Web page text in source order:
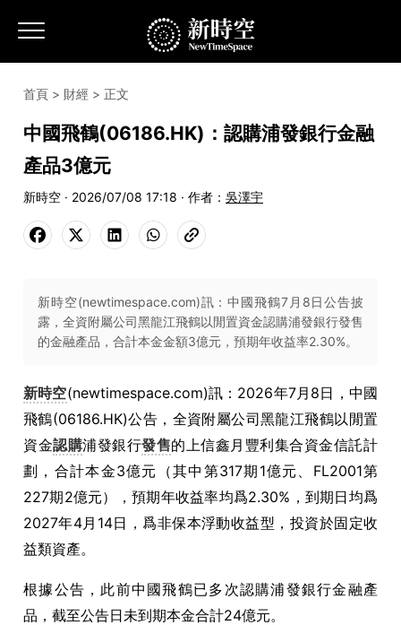
首頁 > 財經 > 正文
中國飛鶴(06186.HK)：認購浦發銀行金融
產品3億元
新時空 · 2026/07/08 17:18 · 作者： 吳澤宇
新時空(newtimespace.com)訊：中國飛鶴7月8日公告披
露，全資附屬公司黑龍江飛鶴以閒置資金認購浦發銀行發售
的金融產品，合計本金金額3億元，預期年收益率2.30%。
新時空(newtimespace.com)訊：2026年7月8日，中國
飛鶴(06186.HK)公告，全資附屬公司黑龍江飛鶴以閒置
資金認購浦發銀行發售的上信鑫月豐利集合資金信託計
劃，合計本金3億元（其中第317期1億元、FL2001第
227期2億元），預期年收益率均爲2.30%，到期日均爲
2027年4月14日，爲非保本浮動收益型，投資於固定收
益類資產。
根據公告，此前中國飛鶴已多次認購浦發銀行金融產
品，截至公告日未到期本金合計24億元。